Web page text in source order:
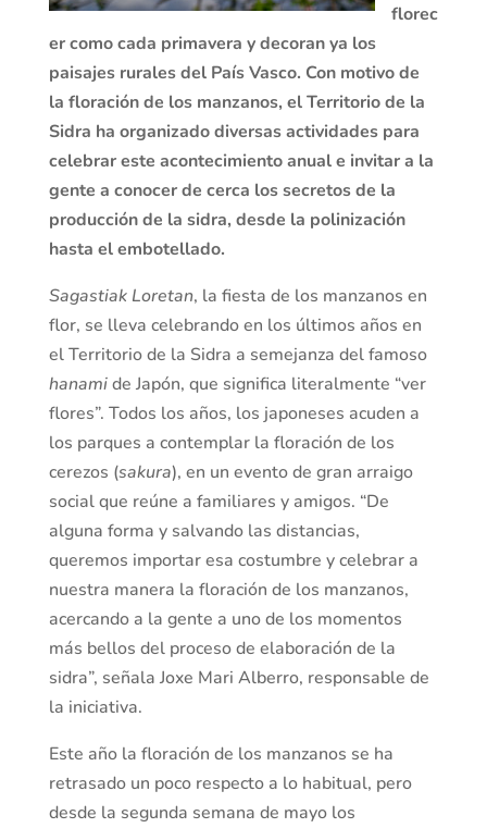
florec
er como cada primavera y decoran ya los
paisajes rurales del País Vasco. Con motivo de
la floración de los manzanos, el Territorio de la
Sidra ha organizado diversas actividades para
celebrar este acontecimiento anual e invitar a la
gente a conocer de cerca los secretos de la
producción de la sidra, desde la polinización
hasta el embotellado.
Sagastiak Loretan, la fiesta de los manzanos en
flor, se lleva celebrando en los últimos años en
el Territorio de la Sidra a semejanza del famoso
hanamide Japón, que significa literalmente “ver
flores”. Todos los años, los japoneses acuden a
los parques a contemplar la floración de los
cerezos (sakura), en un evento de gran arraigo
social que reúne a familiares y amigos. “De
alguna forma y salvando las distancias,
queremos importar esa costumbre y celebrar a
nuestra manera la floración de los manzanos,
acercando a la gente a uno de los momentos
más bellos del proceso de elaboración de la
sidra”, señala Joxe Mari Alberro, responsable de
la iniciativa.
Este año la floración de los manzanos se ha
retrasado un poco respecto a lo habitual, pero
desde la segunda semana de mayo los